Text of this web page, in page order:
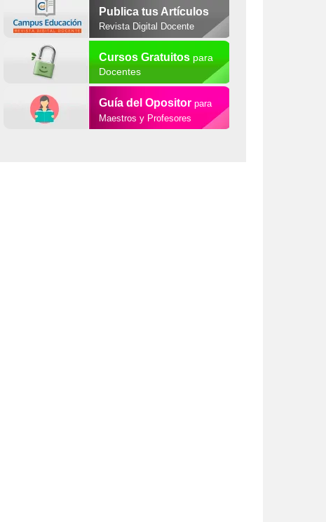
Publica tus Artículos
Revista Digital Docente
Cursos Gratuitospara
Docentes
Guía del Opositor para
Maestros y Profesores